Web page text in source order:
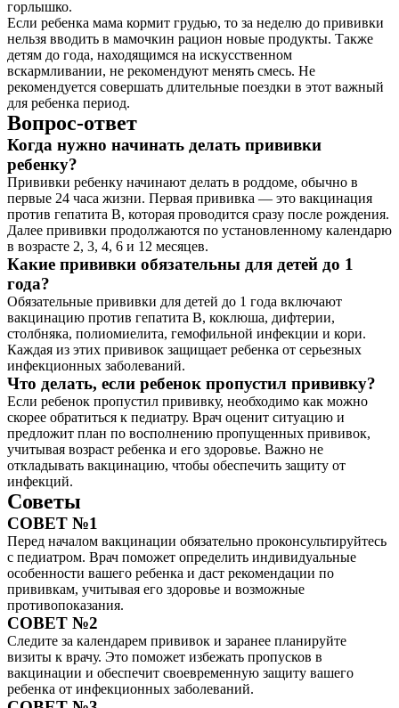
горлышко.
Если ребенка мама кормит грудью, то за неделю до прививки
нельзя вводить в мамочкин рацион новые продукты. Также
детям до года, находящимся на искусственном
вскармливании, не рекомендуют менять смесь. Не
рекомендуется совершать длительные поездки в этот важный
для ребенка период.
Вопрос-ответ
Когда нужно начинать делать прививки
ребенку?
Прививки ребенку начинают делать в роддоме, обычно в
первые 24 часа жизни. Первая прививка — это вакцинация
против гепатита B, которая проводится сразу после рождения.
Далее прививки продолжаются по установленному календарю
в возрасте 2, 3, 4, 6 и 12 месяцев.
Какие прививки обязательны для детей до 1
года?
Обязательные прививки для детей до 1 года включают
вакцинацию против гепатита B, коклюша, дифтерии,
столбняка, полиомиелита, гемофильной инфекции и кори.
Каждая из этих прививок защищает ребенка от серьезных
инфекционных заболеваний.
Что делать, если ребенок пропустил прививку?
Если ребенок пропустил прививку, необходимо как можно
скорее обратиться к педиатру. Врач оценит ситуацию и
предложит план по восполнению пропущенных прививок,
учитывая возраст ребенка и его здоровье. Важно не
откладывать вакцинацию, чтобы обеспечить защиту от
инфекций.
Советы
СОВЕТ №1
Перед началом вакцинации обязательно проконсультируйтесь
с педиатром. Врач поможет определить индивидуальные
особенности вашего ребенка и даст рекомендации по
прививкам, учитывая его здоровье и возможные
противопоказания.
СОВЕТ №2
Следите за календарем прививок и заранее планируйте
визиты к врачу. Это поможет избежать пропусков в
вакцинации и обеспечит своевременную защиту вашего
ребенка от инфекционных заболеваний.